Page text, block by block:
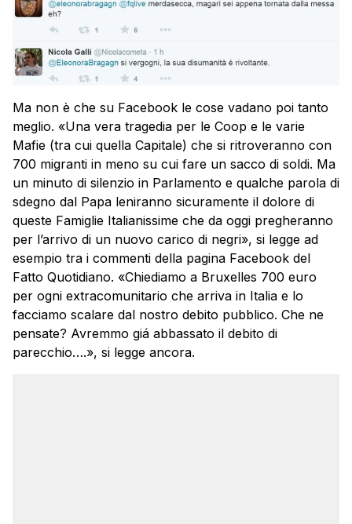
Ma non è che su Facebook le cose vadano poi tanto
meglio. «Una vera tragedia per le Coop e le varie
Mafie (tra cui quella Capitale) che si ritroveranno con
700 migranti in meno su cui fare un sacco di soldi. Ma
un minuto di silenzio in Parlamento e qualche parola di
sdegno dal Papa leniranno sicuramente il dolore di
queste Famiglie Italianissime che da oggi pregheranno
per l’arrivo di un nuovo carico di negri», si legge ad
esempio tra i commenti della pagina Facebook del
Fatto Quotidiano. «Chiediamo a Bruxelles 700 euro
per ogni extracomunitario che arriva in Italia e lo
facciamo scalare dal nostro debito pubblico. Che ne
pensate? Avremmo giá abbassato il debito di
parecchio….», si legge ancora.